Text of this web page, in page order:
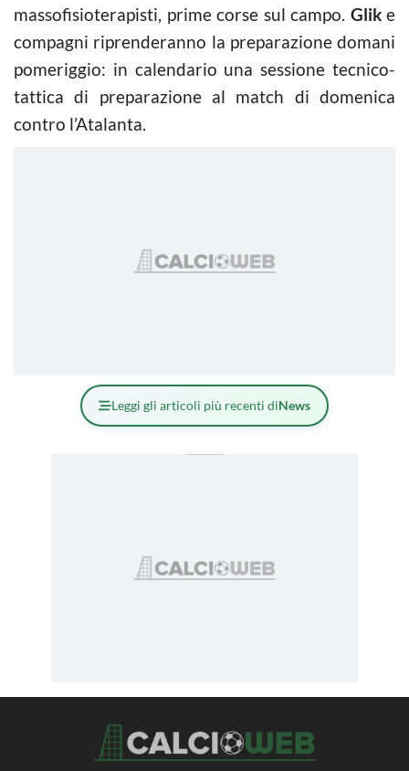
massofisioterapisti, prime corse sul campo. Glik e
compagni riprenderanno la preparazione domani
pomeriggio: in calendario una sessione tecnico-
tattica di preparazione al match di domenica
contro l’Atalanta.
Leggi gli articoli più recenti diNews